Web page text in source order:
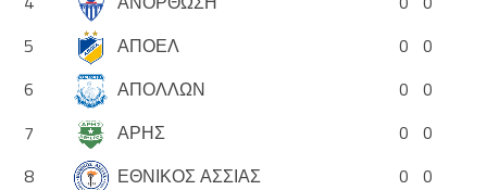
5
ΑΠΟΕΛ 0 0
6
ΑΠΟΛΛΩΝ 0 0
7
ΑΡΗΣ 0 0
8
ΕΘΝΙΚΟΣ ΑΣΣΙΑΣ 0 0